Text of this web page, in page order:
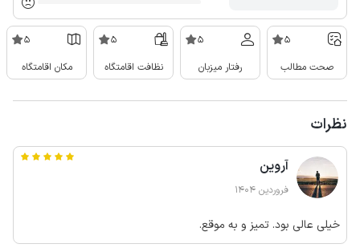
5
صحت مطالب
5
رفتار میزبان
5
نظافت اقامتگاه
5
مکان اقامتگاه
نظرات
آروین
فروردین 1404
خیلی عالی بود. تمیز و به موقع.